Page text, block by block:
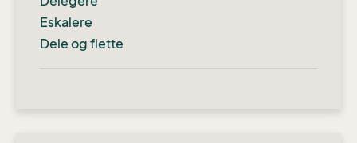
Eskalere
Dele og flette